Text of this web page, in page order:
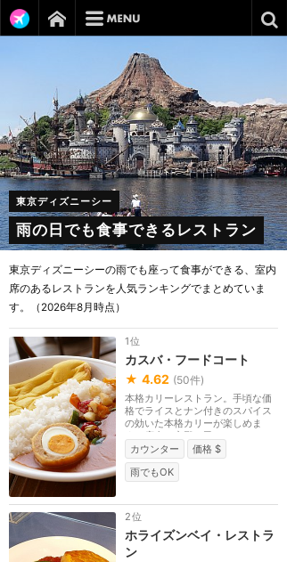
東京ディズニーシー
雨の日でも食事できるレストラン
東京ディズニーシーの雨でも座って食事ができる、室内
席のあるレストランを人気ランキングでまとめていま
す。（2026年8月時点）
1位
カスバ・フードコート
★ 4.62 (50件)
本格カリーレストラン。手頃な価
格でライスとナン付きのスパイス
の効いた本格カリーが楽しめま
す。店内は宮殿と民...
カウンター
価格 $
雨でもOK
2位
ホライズンベイ・レストラ
ン